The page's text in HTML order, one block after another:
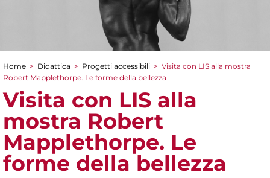
Tu sei qui
Home > Didattica > Progetti accessibili > Visita con LIS alla mostra
Robert Mapplethorpe. Le forme della bellezza
Visita con LIS alla
mostra Robert
Mapplethorpe. Le
forme della bellezza